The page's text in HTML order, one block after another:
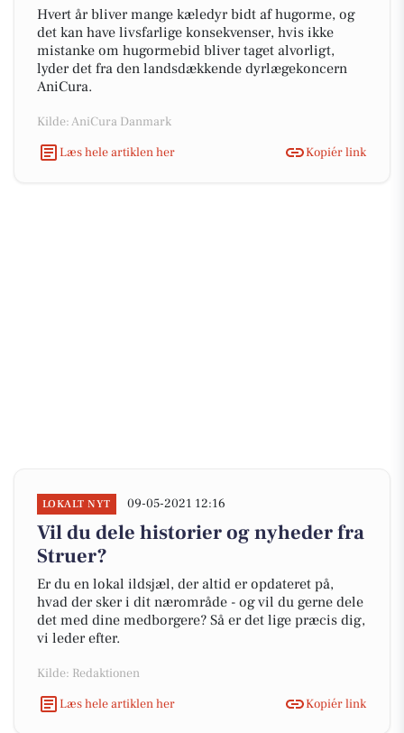
Hvert år bliver mange kæledyr bidt af hugorme, og
det kan have livsfarlige konsekvenser, hvis ikke
mistanke om hugormebid bliver taget alvorligt,
lyder det fra den landsdækkende dyrlægekoncern
AniCura.
Kilde: AniCura Danmark
Læs hele artiklen her
Kopiér link
LOKALT NYT 09-05-2021 12:16
Vil du dele historier og nyheder fra
Struer?
Er du en lokal ildsjæl, der altid er opdateret på,
hvad der sker i dit nærområde - og vil du gerne dele
det med dine medborgere? Så er det lige præcis dig,
vi leder efter.
Kilde: Redaktionen
Læs hele artiklen her
Kopiér link